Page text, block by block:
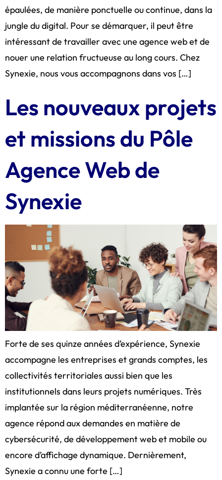
épaulées, de manière ponctuelle ou continue, dans la
jungle du digital. Pour se démarquer, il peut être
intéressant de travailler avec une agence web et de
nouer une relation fructueuse au long cours. Chez
Synexie, nous vous accompagnons dans vos […]
Les nouveaux projets
et missions du Pôle
Agence Web de
Synexie
Forte de ses quinze années d’expérience, Synexie
accompagne les entreprises et grands comptes, les
collectivités territoriales aussi bien que les
institutionnels dans leurs projets numériques. Très
implantée sur la région méditerranéenne, notre
agence répond aux demandes en matière de
cybersécurité, de développement web et mobile ou
encore d’affichage dynamique. Dernièrement,
Synexie a connu une forte […]